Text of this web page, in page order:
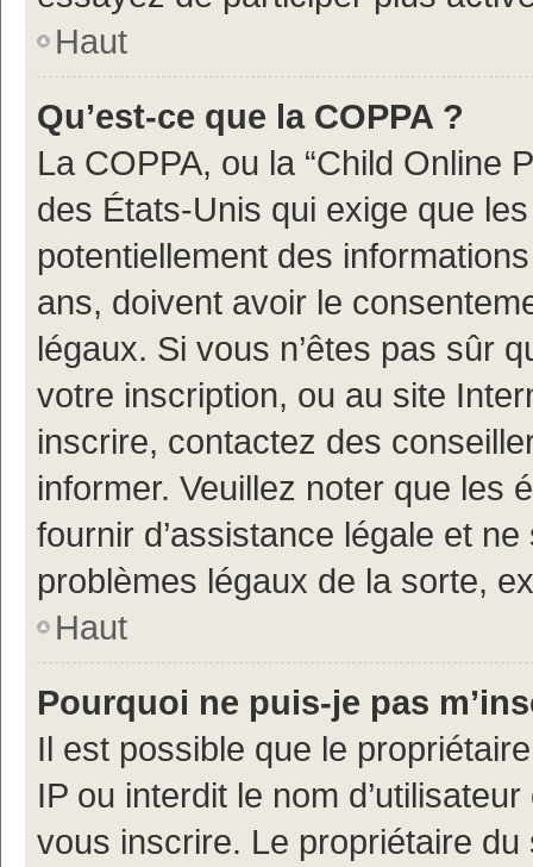
Haut
Qu’est-ce que la COPPA ?
La COPPA, ou la “Child Online
des États-Unis qui exige que
potentiellement des
ans, doivent avoir le
légaux. Si vous n’êtes pas sûr
votre inscription, ou au site
inscrire, contactez des
informer. Veuillez noter que les
fournir d’assistance légale et
problèmes légaux de la sorte,
Haut
Pourquoi ne puis-je pas
Il est possible que le
IP ou interdit le nom
vous inscrire. Le propriétaire